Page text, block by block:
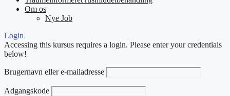
Om os
Nye Job
Login
Accessing this kursus requires a login. Please enter your credentials
below!
Brugernavn eller e-mailadresse
Adgangskode